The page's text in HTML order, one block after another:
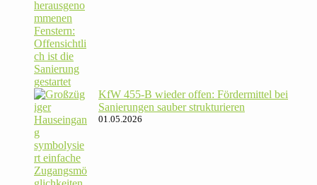
KfW 455‑B wieder offen: För­der­mittel bei
Sanie­rungen sauber strukturieren
01.05.2026